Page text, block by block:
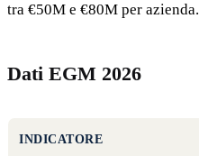
tra €50M e €80M per azienda.
Dati EGM 2026
INDICATORE